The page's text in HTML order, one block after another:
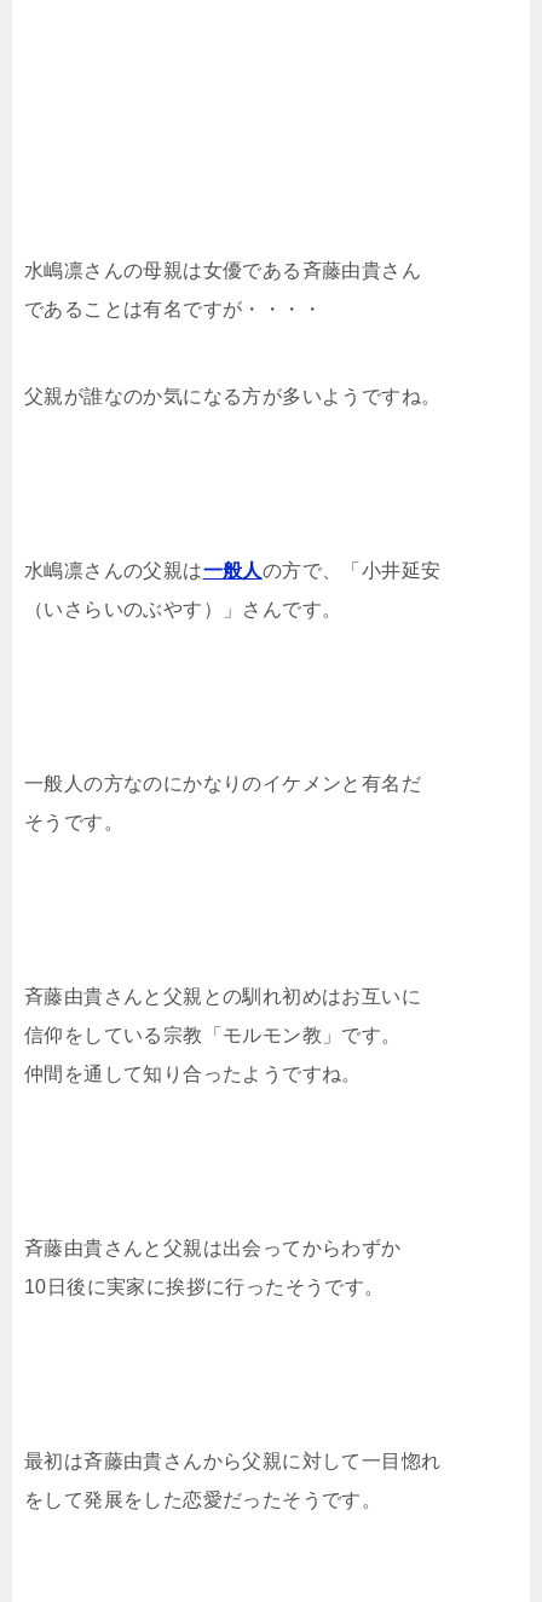
水嶋凛さんの母親は女優である斉藤由貴さん
であることは有名ですが・・・・
父親が誰なのか気になる方が多いようですね。
水嶋凛さんの父親は一般人の方で、「小井延安
（いさらいのぶやす）」さんです。
一般人の方なのにかなりのイケメンと有名だ
そうです。
斉藤由貴さんと父親との馴れ初めはお互いに
信仰をしている宗教「モルモン教」です。
仲間を通して知り合ったようですね。
斉藤由貴さんと父親は出会ってからわずか
10日後に実家に挨拶に行ったそうです。
最初は斉藤由貴さんから父親に対して一目惚れ
をして発展をした恋愛だったそうです。